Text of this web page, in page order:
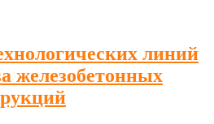
линий
железобетонных